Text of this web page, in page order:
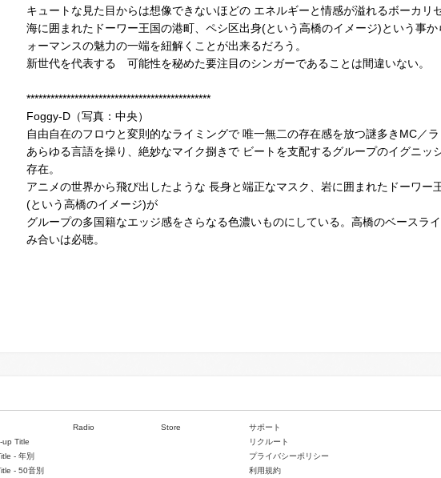
キュートな見た目からは想像できないほどの エネルギーと情感が溢れるボーカリ
海に囲まれたドーワー王国の港町、ペシ区出身(という高橋のイメージ)という事
ォーマンスの魅力の一端を紐解くことが出来るだろう。
新世代を代表する 可能性を秘めた要注目のシンガーであることは間違いない。
**********************************************
Foggy-D（写真：中央）
自由自在のフロウと変則的なライミングで 唯一無二の存在感を放つ謎多きMC／ラ
あらゆる言語を操り、絶妙なマイク捌きで ビートを支配するグループのイグニッ
存在。
アニメの世界から飛び出したような 長身と端正なマスク、岩に囲まれたドーワー
(という高橋のイメージ)が
グループの多国籍なエッジ感をさらなる色濃いものにしている。高橋のベースラ
み合いは必聴。
up Title
- 年別
- 50音別
Radio Store
サポート
リクルート
プライバシーポリシー
利用規約